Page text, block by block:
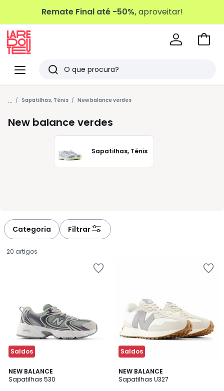
Remate Final até -50%,aproveitar!
Menu
Redoute
Pesquisar
Últimos
artigos
vistos
Ir
... Sapatilhas, Ténis New balance verdes
New balance verdes
Sapatilhas, Ténis
Categoria Filtrar
20 artigos
Saldos
NEW BALANCE
Sapatilhas 530
4,7
/ 5
Saldos
NEW BALANCE
Sapatilhas U327
4,5
/ 5
3
Cores